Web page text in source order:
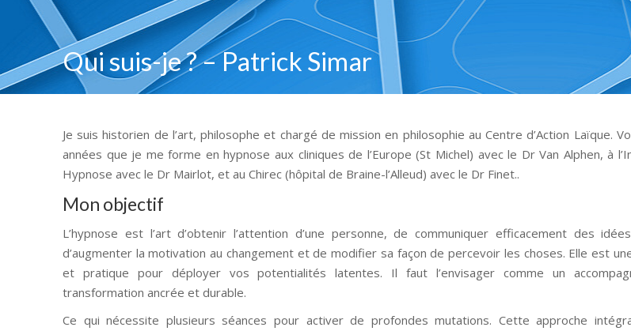
Qui suis-je ? – Patrick Simar
Je suis historien de l’art, philosophe et chargé de mission en philosophie au Centre d’Action Laïque.
années que je me forme en hypnose aux cliniques de l’Europe (St Michel) avec le Dr Van Alphen, à
Hypnose avec le Dr Mairlot, et au Chirec (hôpital de Braine-l’Alleud) avec le Dr Finet..
Mon objectif
L’hypnose est l’art d’obtenir l’attention d’une personne, de communiquer efficacement des
d’augmenter la motivation au changement et de modifier sa façon de percevoir les choses. Elle est
et pratique pour déployer vos potentialités latentes. Il faut l’envisager comme un
transformation ancrée et durable.
Ce qui nécessite plusieurs séances pour activer de profondes mutations. Cette approche